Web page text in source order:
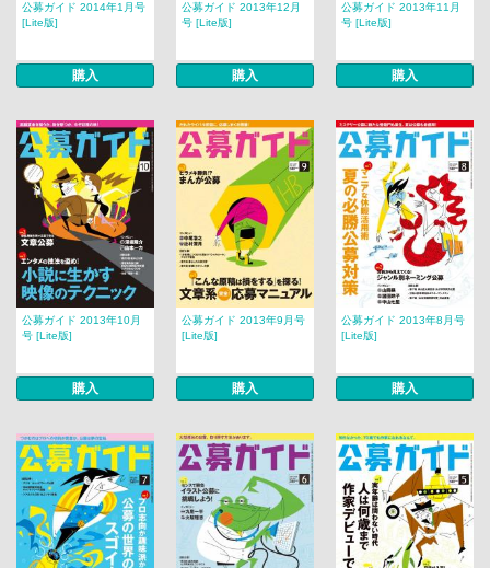
公募ガイド 2014年1月号
[Lite版]
購入
公募ガイド 2013年12月
号 [Lite版]
購入
公募ガイド 2013年11月
号 [Lite版]
購入
公募ガイド 2013年10月
号 [Lite版]
購入
公募ガイド 2013年9月号
[Lite版]
購入
公募ガイド 2013年8月号
[Lite版]
購入